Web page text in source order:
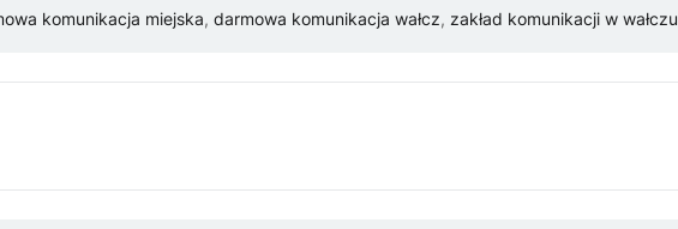
komunikacja miejska, darmowa komunikacja wałcz, zakład komunikacji w wałczu